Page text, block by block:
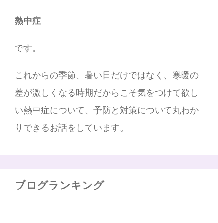
熱中症
です。
これからの季節、暑い日だけではなく、寒暖の
差が激しくなる時期だからこそ気をつけて欲し
い熱中症について、予防と対策について丸わか
りできるお話をしています。
ブログランキング